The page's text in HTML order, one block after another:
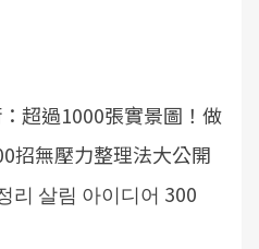
超過1000張實景圖！做
招無壓力整理法大公開
리 살림 아이디어 300